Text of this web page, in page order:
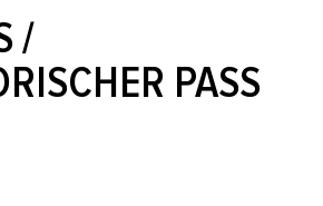
/
PASS